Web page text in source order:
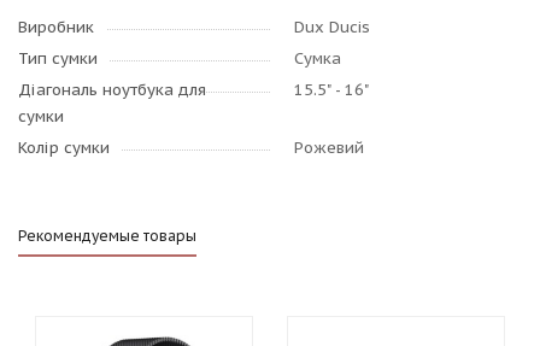
Виробник
Dux Ducis
Тип сумки
Сумка
Діагональ ноутбука для
сумки
15.5" - 16"
Колір сумки Рожевий
Рекомендуемые товары